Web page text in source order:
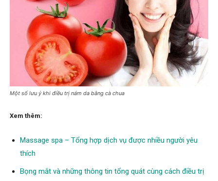
Một số lưu ý khi điều trị nám da bằng cà chua
Xem thêm:
Massage spa – Tổng hợp dịch vụ được nhiều người yêu
thích
Bọng mắt và những thông tin tổng quát cùng cách điều trị